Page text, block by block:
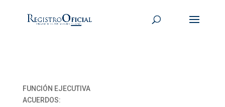
FUNCIÓN EJECUTIVA
ACUERDOS: